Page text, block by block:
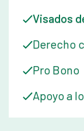
Visados
Derecho
Pro Bono
Apoyo a